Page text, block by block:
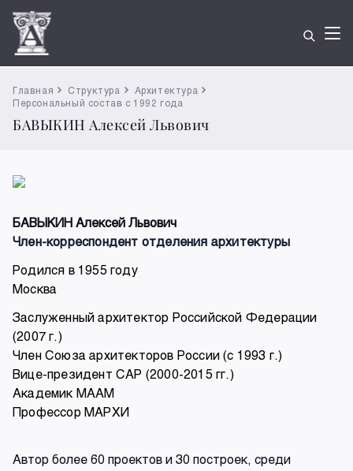
Главная Структура
Архитектура
Персональный состав с 1992 года
БАВЫКИН Алексей Львович
БАВЫКИН Алексей Львович
Член-корреспондент отделения архитектуры
Родился в 1955 году
Москва
Заслуженный архитектор Российской Федерации
(2007 г.)
Член Союза архитекторов России (с 1993 г.)
Вице-президент САР (2000-2015 гг.)
Академик МААМ
Профессор МАРХИ
Автор более 60 проектов и 30 построек, среди